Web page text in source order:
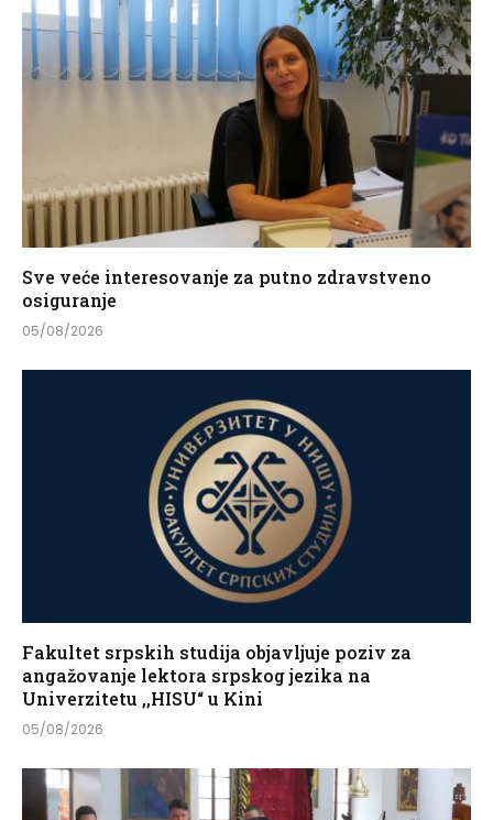
Sve veće interesovanje za putno zdravstveno
osiguranje
05/08/2026
Fakultet srpskih studija objavljuje poziv za
angažovanje lektora srpskog jezika na
Univerzitetu ,,HISU“ u Kini
05/08/2026